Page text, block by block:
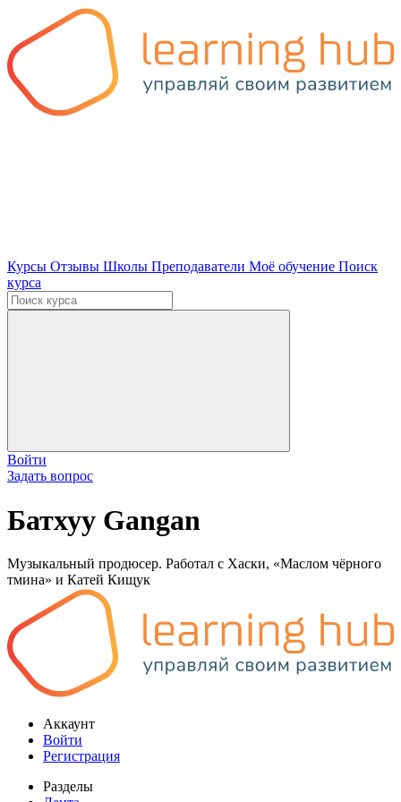
Курсы Отзывы Школы Преподаватели Моё обучение Поиск
курса
Войти
Задать вопрос
Батхуу Gangan
Музыкальный продюсер. Работал с Хаски, «Маслом чёрного
тмина» и Катей Кищук
Аккаунт
Войти
Регистрация
Разделы